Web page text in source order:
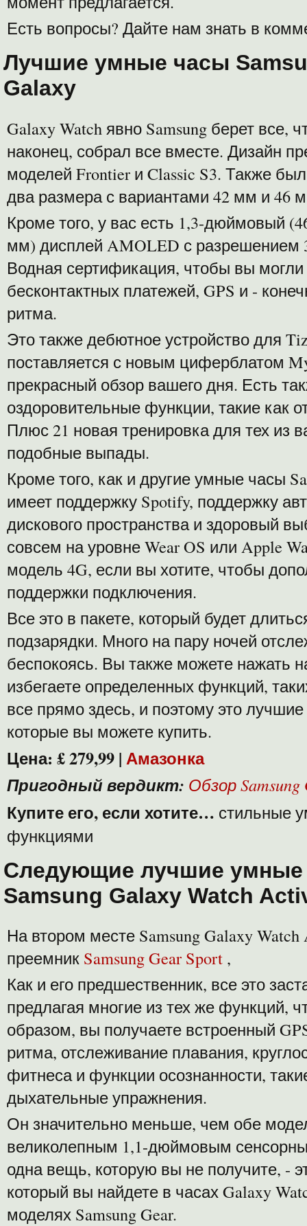
Есть вопросы? Дайте нам знать в
Лучшие умные часы
Galaxy
Galaxy Watch явно Samsung берет все,
наконец, собрал все вместе. Дизайн
моделей Frontier и Classic S3. Также
два размера с вариантами 42 мм и 46
Кроме того, у вас есть 1,3-дюймовый
мм) дисплей AMOLED с разрешением
Водная сертификация, чтобы вы
бесконтактных платежей, GPS и -
ритма.
Это также дебютное устройство для
поставляется с новым циферблатом
прекрасный обзор вашего дня. Есть
оздоровительные функции, такие как
Плюс 21 новая тренировка для тех из
подобные выпады.
Кроме того, как и другие умные часы
имеет поддержку Spotify, поддержку
дискового пространства и здоровый
совсем на уровне Wear OS или Apple
модель 4G, если вы хотите, чтобы
поддержки подключения.
Все это в пакете, который будет
подзарядки. Много на пару ночей
беспокоясь. Вы также можете нажать
избегаете определенных функций,
все прямо здесь, и поэтому это
которые вы можете купить.
Цена: £ 279,99 | Амазонка
Пригодный вердикт: Обзор Samsung
Купите его, если хотите… стильные
функциями
Следующие лучшие умные
Samsung Galaxy Watch
На втором месте Samsung Galaxy
преемник Samsung Gear Sport ,
Как и его предшественник, все это
предлагая многие из тех же функций,
образом, вы получаете встроенный
ритма, отслеживание плавания,
фитнеса и функции осознанности,
дыхательные упражнения.
Он значительно меньше, чем обе
великолепным 1,1-дюймовым
одна вещь, которую вы не получите, -
который вы найдете в часах Galaxy
моделях Samsung Gear.